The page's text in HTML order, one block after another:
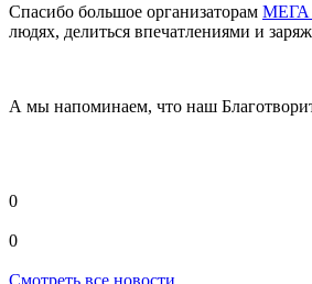
Спасибо большое организаторам МЕГА
людях, делиться впечатлениями и
А мы напоминаем, что наш
0
0
Смотреть все новости